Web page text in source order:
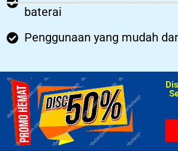
baterai
Penggunaan yang mudah